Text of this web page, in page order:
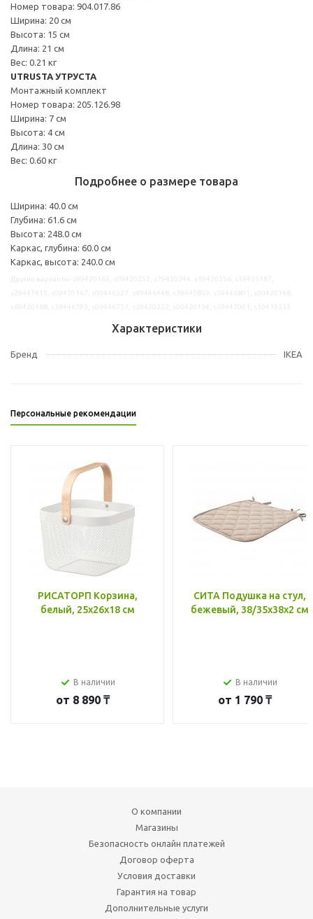
Номер товара: 904.017.86
Ширина: 20 см
Высота: 15 см
Длина: 21 см
Вес: 0.21 кг
UTRUSTA УТРУСТА
Монтажный комплект
Номер товара: 205.126.98
Ширина: 7 см
Высота: 4 см
Длина: 30 см
Вес: 0.60 кг
Подробнее о размере товара
Ширина: 40.0 см
Глубина: 61.6 см
Высота: 248.0 см
Каркас, глубина: 60.0 см
Каркас, высота: 240.0 см
Характеристики
Бренд IKEA
Персональные рекомендации
РИСАТОРП Корзина,
белый, 25x26x18 см
В наличии
от 8 890 ₸
СИТА Подушка на стул,
бежевый, 38/35x38x2 см
В наличии
от 1 790 ₸
О компании
Магазины
Безопасность онлайн платежей
Договор оферта
Условия доставки
Гарантия на товар
Дополнительные услуги